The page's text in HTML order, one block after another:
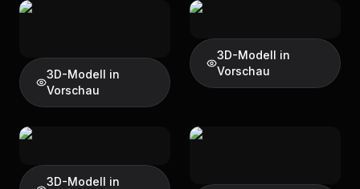
3D-Modell in
Vorschau
3D-Modell in
Vorschau
3D-Modell in